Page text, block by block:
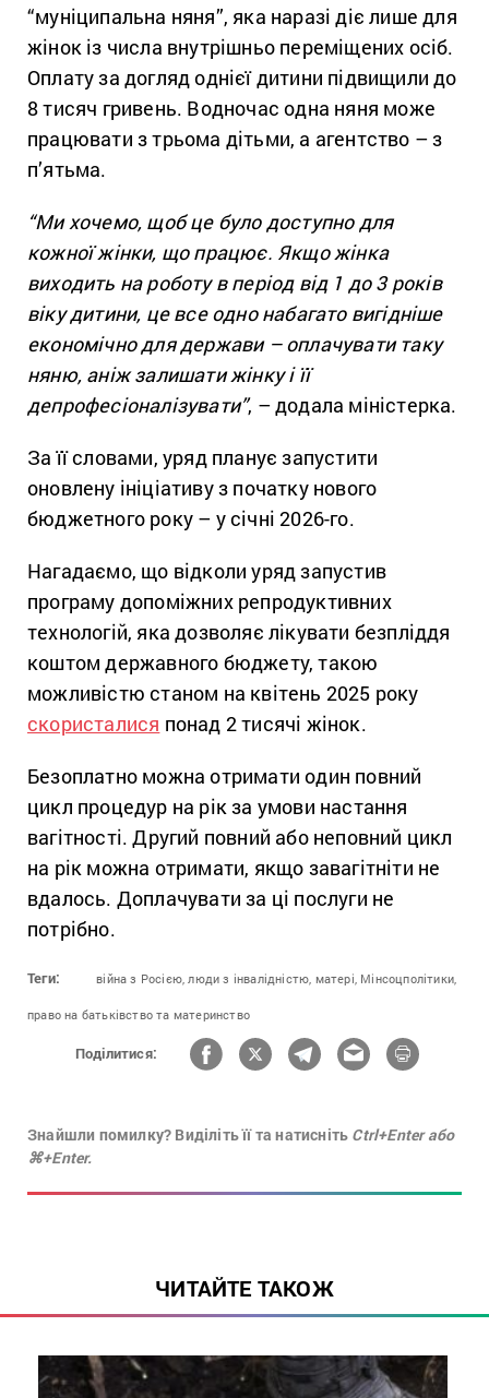
“муніципальна няня”, яка наразі діє лише для
жінок із числа внутрішньо переміщених осіб.
Оплату за догляд однієї дитини підвищили до
8 тисяч гривень. Водночас одна няня може
працювати з трьома дітьми, а агентство – з
п’ятьма.
“Ми хочемо, щоб це було доступно для
кожної жінки, що працює. Якщо жінка
виходить на роботу в період від 1 до 3 років
віку дитини, це все одно набагато вигідніше
економічно для держави – оплачувати таку
няню, аніж залишати жінку і її
депрофесіоналізувати”, – додала міністерка.
За її словами, уряд планує запустити
оновлену ініціативу з початку нового
бюджетного року – у січні 2026-го.
Нагадаємо, що відколи уряд запустив
програму допоміжних репродуктивних
технологій, яка дозволяє лікувати безпліддя
коштом державного бюджету, такою
можливістю станом на квітень 2025 року
скористалися понад 2 тисячі жінок.
Безоплатно можна отримати один повний
цикл процедур на рік за умови настання
вагітності. Другий повний або неповний цикл
на рік можна отримати, якщо завагітніти не
вдалось. Доплачувати за ці послуги не
потрібно.
Теги: війна з Росією, люди з інвалідністю, матері, Мінсоцполітики,
право на батьківство та материнство
Поділитися:
Знайшли помилку? Виділіть її та натисніть Ctrl+Enter або
⌘+Enter.
ЧИТАЙТЕ ТАКОЖ